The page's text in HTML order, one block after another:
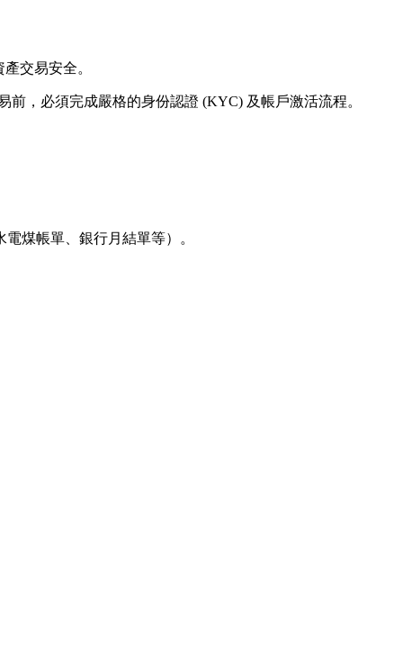
交易安全。
，必須完成嚴格的身份認證 (KYC) 及帳戶激活流程。
電煤帳單、銀行月結單等）。